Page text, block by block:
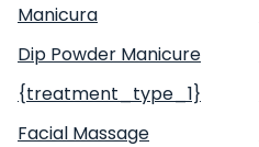
Manicura
Dip Powder Manicure
{treatment_type_1}
Facial Massage